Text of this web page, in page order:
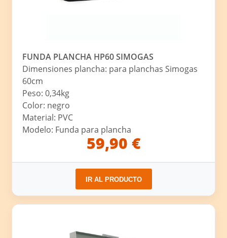
FUNDA PLANCHA HP60 SIMOGAS
Dimensiones plancha: para planchas Simogas
60cm
Peso: 0,34kg
Color: negro
Material: PVC
Modelo: Funda para plancha
59,90 €
IR AL PRODUCTO